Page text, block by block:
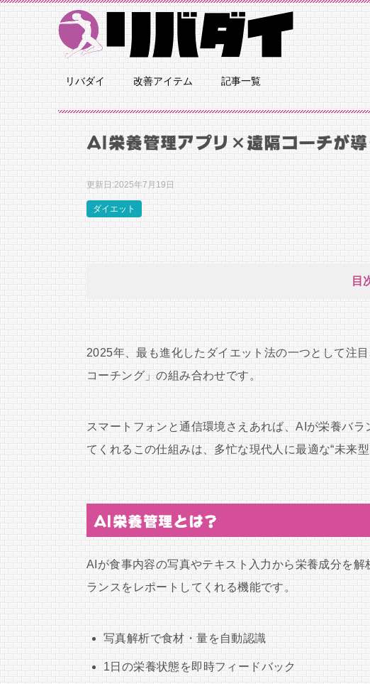
リバダイ 改善アイテム 記事一覧
AI栄養管理アプリ×遠隔コーチが導
更新日:2025年7月19日
ダイエット
目
2025年、最も進化したダイエット法の一つとして注
コーチング」の組み合わせです。
スマートフォンと通信環境さえあれば、AIが栄養バ
てくれるこの仕組みは、多忙な現代人に最適な“未来
AI栄養管理とは？
AIが食事内容の写真やテキスト入力から栄養成分を
ランスをレポートしてくれる機能です。
写真解析で食材・量を自動認識
1日の栄養状態を即時フィードバック